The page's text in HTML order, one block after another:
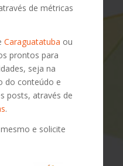
de métricas
Caraguatatuba ou
prontos para
seja na
do conteúdo e
posts, através de
.
e solicite